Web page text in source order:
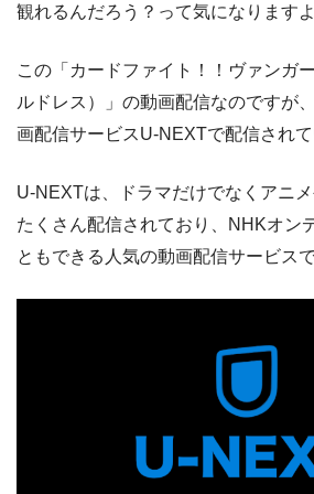
観れるんだろう？って気になります
この「カードファイト！！ヴァンガ
ルドレス）」の動画配信なのですが
画配信サービスU-NEXTで配信されて
U-NEXTは、ドラマだけでなくアニ
たくさん配信されており、NHKオン
ともできる人気の動画配信サービスで